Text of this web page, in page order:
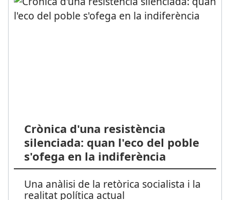
Crònica d'una resistència
silenciada: quan l'eco del poble
s'ofega en la indiferència
Una anàlisi de la retòrica socialista i la
realitat política actual